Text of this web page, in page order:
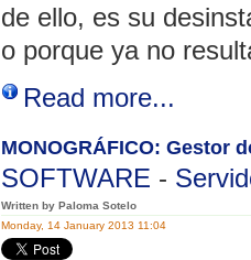
de ello, es su
o porque ya no
Read more...
MONOGRÁFICO: Gestor
SOFTWARE -
Written by Paloma Sotelo
Monday, 14 January 2013 11:04